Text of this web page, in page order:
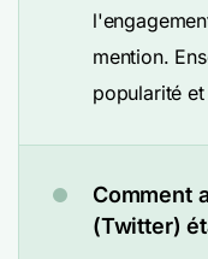
mention.
popularité
Comment
(Twitter)